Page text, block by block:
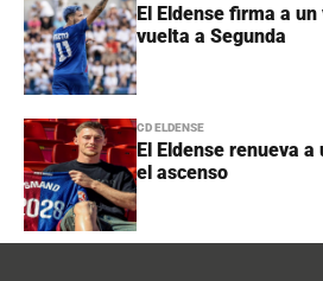
El Eldense firma a
vuelta a Segunda
CD ELDENSE
El Eldense renueva
el ascenso